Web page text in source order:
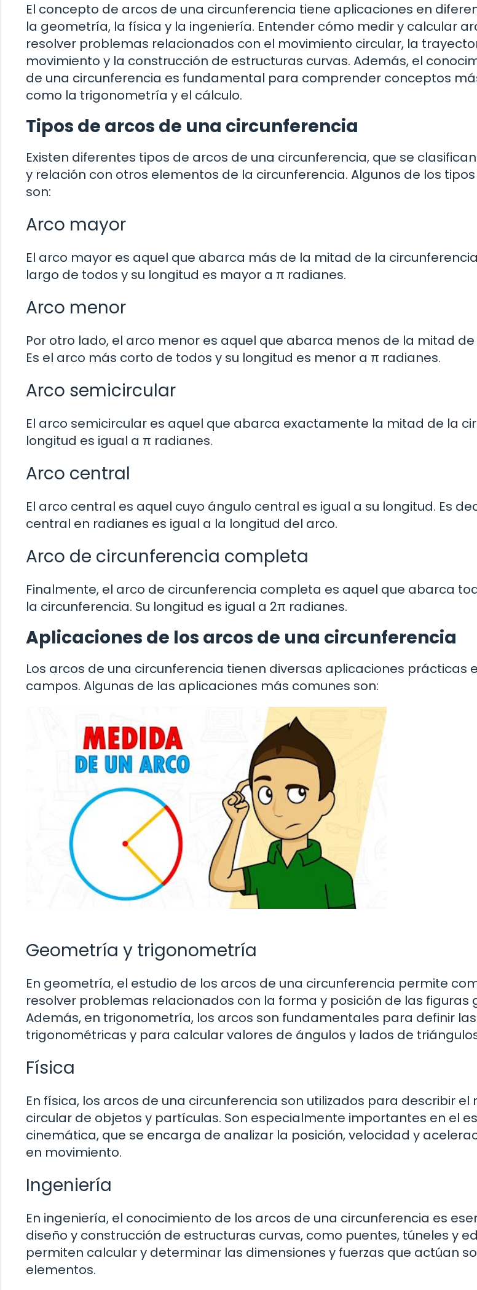
El concepto de arcos de una circunferencia tiene aplicaciones en
la geometría, la física y la ingeniería. Entender cómo medir y calcular
resolver problemas relacionados con el movimiento circular, la
movimiento y la construcción de estructuras curvas. Además, el
de una circunferencia es fundamental para comprender conceptos
como la trigonometría y el cálculo.
Tipos de arcos de una circunferencia
Existen diferentes tipos de arcos de una circunferencia, que se
y relación con otros elementos de la circunferencia. Algunos de los
son:
Arco mayor
El arco mayor es aquel que abarca más de la mitad de la
largo de todos y su longitud es mayor a π radianes.
Arco menor
Por otro lado, el arco menor es aquel que abarca menos de la mitad
Es el arco más corto de todos y su longitud es menor a π radianes.
Arco semicircular
El arco semicircular es aquel que abarca exactamente la mitad de la
longitud es igual a π radianes.
Arco central
El arco central es aquel cuyo ángulo central es igual a su longitud. Es
central en radianes es igual a la longitud del arco.
Arco de circunferencia completa
Finalmente, el arco de circunferencia completa es aquel que abarca
la circunferencia. Su longitud es igual a 2π radianes.
Aplicaciones de los arcos de una circunferencia
Los arcos de una circunferencia tienen diversas aplicaciones prácticas
campos. Algunas de las aplicaciones más comunes son:
Geometría y trigonometría
En geometría, el estudio de los arcos de una circunferencia permite
resolver problemas relacionados con la forma y posición de las figuras
Además, en trigonometría, los arcos son fundamentales para definir
trigonométricas y para calcular valores de ángulos y lados de
Física
En física, los arcos de una circunferencia son utilizados para describir el
circular de objetos y partículas. Son especialmente importantes en el
cinemática, que se encarga de analizar la posición, velocidad y
en movimiento.
Ingeniería
En ingeniería, el conocimiento de los arcos de una circunferencia es
diseño y construcción de estructuras curvas, como puentes, túneles y
permiten calcular y determinar las dimensiones y fuerzas que actúan
elementos.